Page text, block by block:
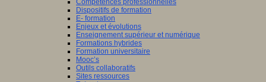
Compétences professionnelles
Dispositifs de formation
E- formation
Enjeux et évolutions
Enseignement supérieur et numérique
Formations hybrides
Formation universitaire
Mooc’s
Outils collaboratifs
Sites ressources